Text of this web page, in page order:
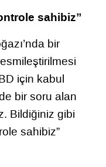
sahibiz”
bir
için kabul
bir soru alan
Bildiğiniz gibi
sahibiz”